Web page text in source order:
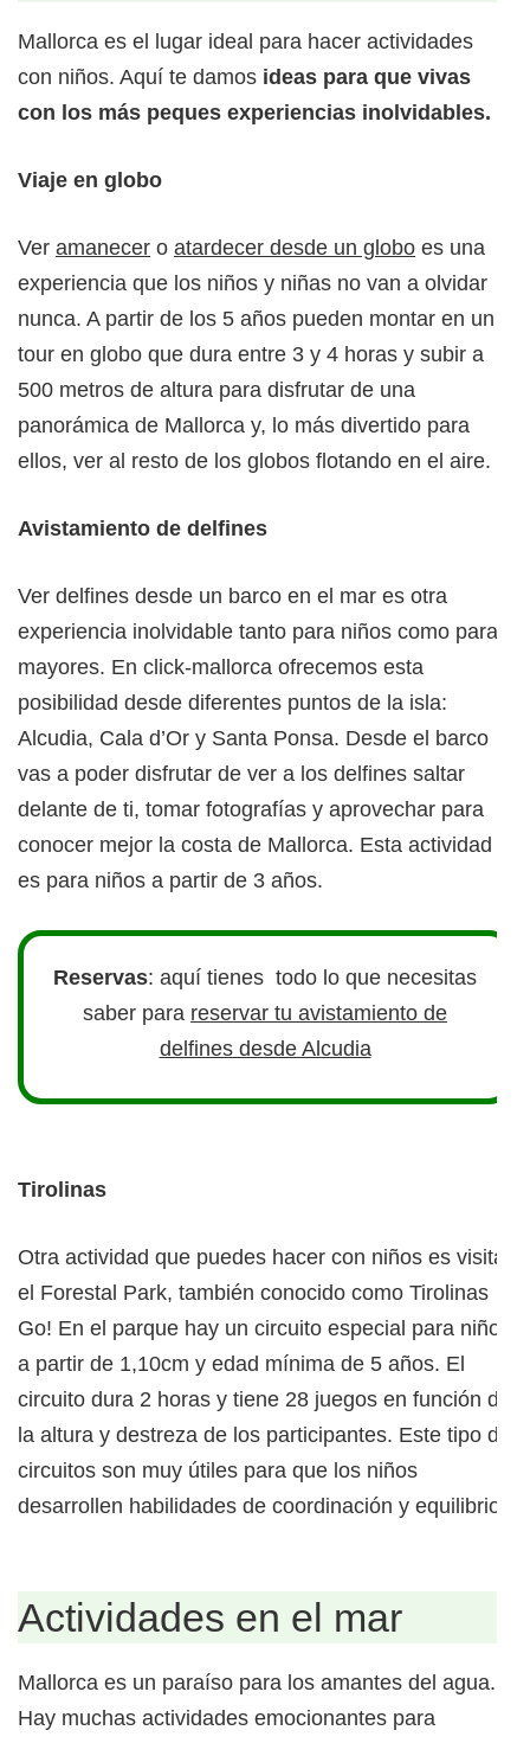
Mallorca es el lugar ideal para hacer actividades
con niños. Aquí te damos ideas para que vivas
con los más peques experiencias inolvidables.
Viaje en globo
Ver amanecer o atardecer desde un globo es una
experiencia que los niños y niñas no van a olvidar
nunca. A partir de los 5 años pueden montar en un
tour en globo que dura entre 3 y 4 horas y subir a
500 metros de altura para disfrutar de una
panorámica de Mallorca y, lo más divertido para
ellos, ver al resto de los globos flotando en el aire.
Avistamiento de delfines
Ver delfines desde un barco en el mar es otra
experiencia inolvidable tanto para niños como para
mayores. En click-mallorca ofrecemos esta
posibilidad desde diferentes puntos de la isla:
Alcudia, Cala d’Or y Santa Ponsa. Desde el barco
vas a poder disfrutar de ver a los delfines saltar
delante de ti, tomar fotografías y aprovechar para
conocer mejor la costa de Mallorca. Esta actividad
es para niños a partir de 3 años.
Reservas: aquí tienes todo lo que necesitas
saber para reservar tu avistamiento de
delfines desde Alcudia
Tirolinas
Otra actividad que puedes hacer con niños es visitar
el Forestal Park, también conocido como Tirolinas
Go! En el parque hay un circuito especial para niños
a partir de 1,10cm y edad mínima de 5 años. El
circuito dura 2 horas y tiene 28 juegos en función de
la altura y destreza de los participantes. Este tipo de
circuitos son muy útiles para que los niños
desarrollen habilidades de coordinación y equilibrio.
Actividades en el mar
Mallorca es un paraíso para los amantes del agua.
Hay muchas actividades emocionantes para